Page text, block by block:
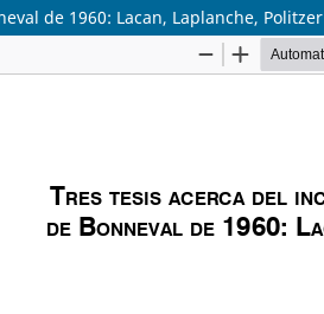
de 1960: Lacan, Laplanche, Politzer